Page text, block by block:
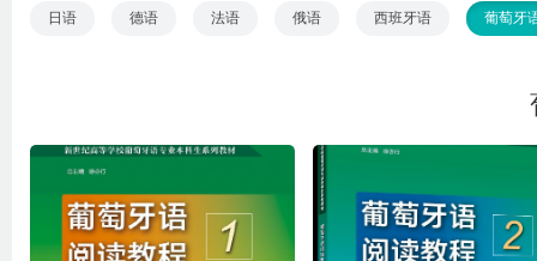
日语 德语 法语 俄语 西班牙语 葡萄牙